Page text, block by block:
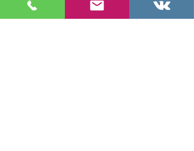
то, что такая атмосфера усиливает